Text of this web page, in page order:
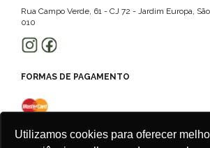
Utilizamos cookies para oferecer
Rua Campo Verde, 61 - CJ 72 - Jardim Europa,
010
FORMAS DE PAGAMENTO